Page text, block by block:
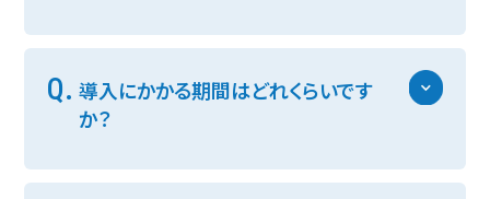
Q. 導入にかかる期間はどれくらいです
か？